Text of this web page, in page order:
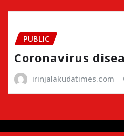
PUBLIC
Coronavirus
irinjalakudatimes.com